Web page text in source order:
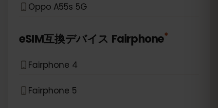
Oppo A55s 5G
eSIM互換デバイス Fairphone*
Fairphone 4
Fairphone 5